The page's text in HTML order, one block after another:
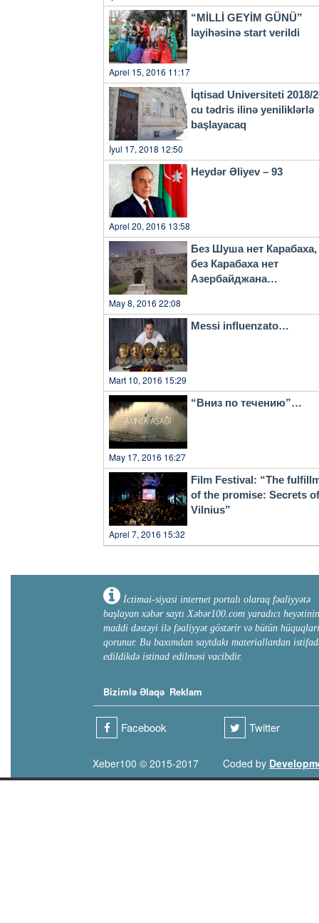
mərhələdə 100 yaşayış
nəzərdə tutulur. Keçmiş
baba yurdlarına
qardaşlıq dəstəyinə görə
Tokayevə bir daha təşəkkürümü bildirirəm. Çıxışımın
dəvətimi qəbul edib Zirvə
görüşünün əlaqələrimizə yeni təkan
“MİLLİ GEYİM GÜNÜ”
layihəsinə start verildi
Aprel 15, 2016 11:17
İqtisad Universiteti 2018/
cu tədris ilinə yeniliklərlə
başlayacaq
İyul 17, 2018 12:50
Heydər Əliyev – 93
Aprel 20, 2016 13:58
Без Шуша нет Карабаха,
без Карабаха нет
Азербайджана…
May 8, 2016 22:08
Messi influenzato…
Mart 10, 2016 15:29
“Вниз по течению”…
May 17, 2016 16:27
Film Festival: “The
of the promise: Secrets of
Vilnius”
Aprel 7, 2016 15:32
İctimai-siyasi internet portalı olaraq fəaliyyətə
başlayan xəbər saytı Xəbər100.com yaradıcı heyətinin
maddi dəstəyi ilə fəaliyyət göstərir və bütün hüquqları
qorunur. Bu baxımdan saytdakı materiallardan
edildikdə istinad edilməsi vacibdir.
Bizimlə Əlaqə Reklam
Facebook Twitter
Xeber100 © 2015-2017 Coded by